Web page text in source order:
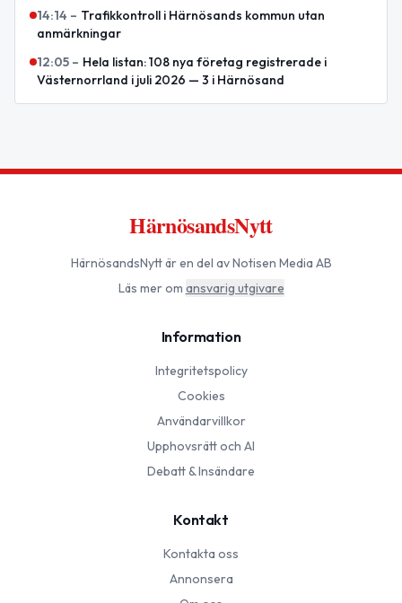
14:14 – Trafikkontroll i Härnösands kommun utan
anmärkningar
12:05 – Hela listan: 108 nya företag registrerade i
Västernorrland i juli 2026 — 3 i Härnösand
HärnösandsNytt
HärnösandsNyttär en del av Notisen Media AB
Läs mer om ansvarig utgivare
Information
Integritetspolicy
Cookies
Användarvillkor
Upphovsrätt och AI
Debatt & Insändare
Kontakt
Kontakta oss
Annonsera